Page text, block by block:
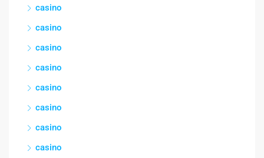
casino
casino
casino
casino
casino
casino
casino
casino